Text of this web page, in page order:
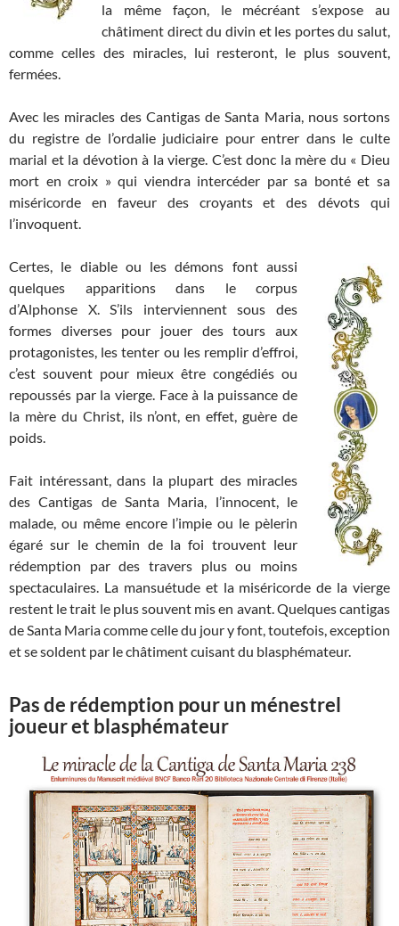
la même façon, le mécréant s’expose au
châtiment direct du divin et les portes du salut,
comme celles des miracles, lui resteront, le plus souvent,
fermées.
Avec les miracles des Cantigas de Santa Maria, nous sortons
du registre de l’ordalie judiciaire pour entrer dans le culte
marial et la dévotion à la vierge. C’est donc la mère du « Dieu
mort en croix » qui viendra intercéder par sa bonté et sa
miséricorde en faveur des croyants et des dévots qui
l’invoquent.
Certes, le diable ou les démons font aussi
quelques apparitions dans le corpus
d’Alphonse X. S’ils interviennent sous des
formes diverses pour jouer des tours aux
protagonistes, les tenter ou les remplir d’effroi,
c’est souvent pour mieux être congédiés ou
repoussés par la vierge. Face à la puissance de
la mère du Christ, ils n’ont, en effet, guère de
poids.
Fait intéressant, dans la plupart des miracles
des Cantigas de Santa Maria, l’innocent, le
malade, ou même encore l’impie ou le pèlerin
égaré sur le chemin de la foi trouvent leur
rédemption par des travers plus ou moins
spectaculaires. La mansuétude et la miséricorde de la vierge
restent le trait le plus souvent mis en avant. Quelques cantigas
de Santa Maria comme celle du jour y font, toutefois, exception
et se soldent par le châtiment cuisant du blasphémateur.
Pas de rédemption pour un ménestrel
joueur et blasphémateur